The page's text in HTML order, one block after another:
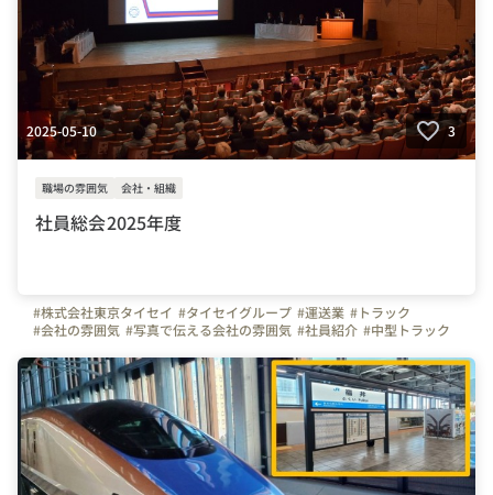
2025-05-10 3
職場の雰囲気 会社・組織
社員総会2025年度
#株式会社東京タイセイ #タイセイグループ #運送業 #トラック
#会社の雰囲気 #写真で伝える会社の雰囲気 #社員紹介 #中型トラック